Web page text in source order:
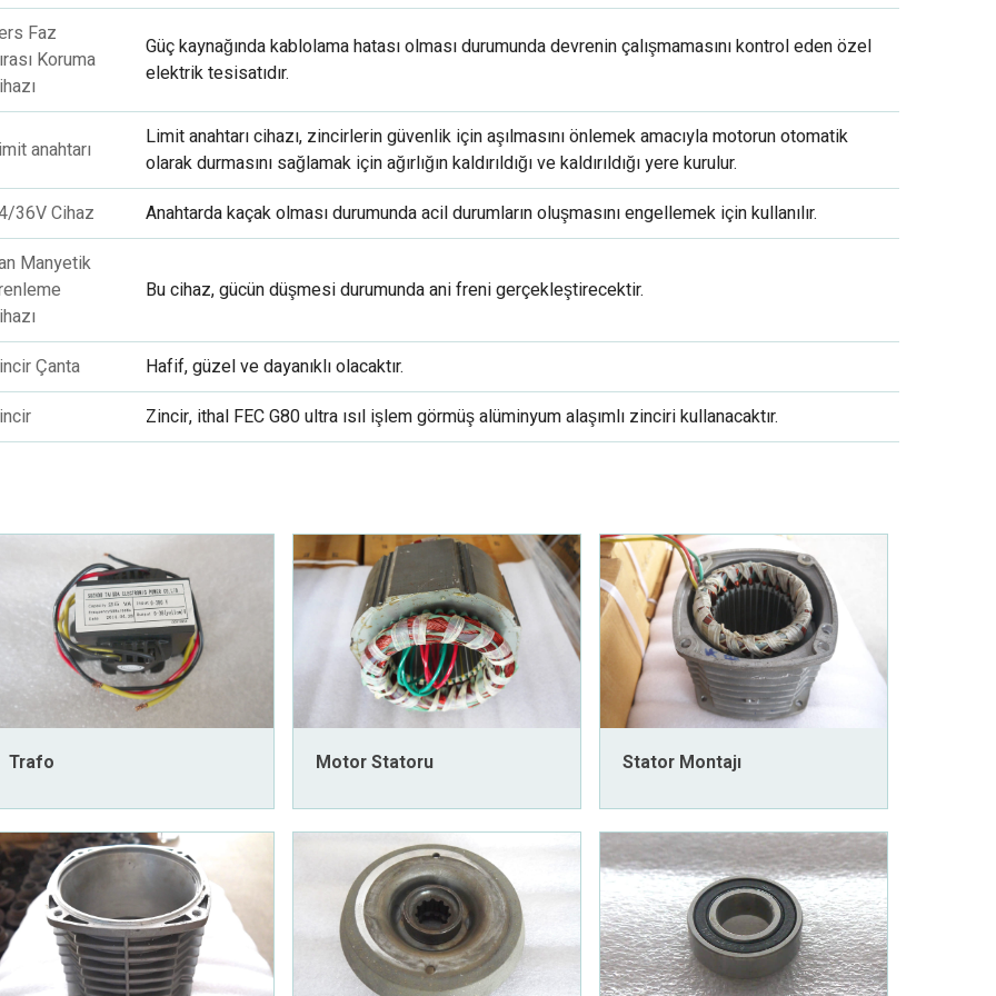
Faz
Koruma
Güç kaynağında kablolama hatası olması durumunda devrenin çalışmamasını kontrol eden özel
elektrik tesisatıdır.
anahtarı
Limit anahtarı cihazı, zincirlerin güvenlik için aşılmasını önlemek amacıyla motorun otomatik
olarak durmasını sağlamak için ağırlığın kaldırıldığı ve kaldırıldığı yere kurulur.
36V Cihaz
Anahtarda kaçak olması durumunda acil durumların oluşmasını engellemek için kullanılır.
Manyetik
Bu cihaz, gücün düşmesi durumunda ani freni gerçekleştirecektir.
Çanta
Hafif, güzel ve dayanıklı olacaktır.
Zincir, ithal FEC G80 ultra ısıl işlem görmüş alüminyum alaşımlı zinciri kullanacaktır.
Trafo Motor Statoru Stator Montajı